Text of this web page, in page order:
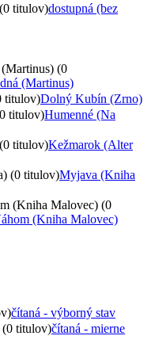
titulov)dostupná (bez
(0
(Martinus)
titulov)Dolný Kubín (Zrno)
titulov)Humenné (Na
titulov)Kežmarok (Alter
(0 titulov)Myjava (Kniha
(Kniha Malovec) (0
(Kniha Malovec)
čítaná - výborný stav
(0 titulov)čítaná - mierne